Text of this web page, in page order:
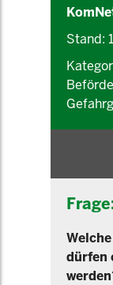
Stand:
dürfen